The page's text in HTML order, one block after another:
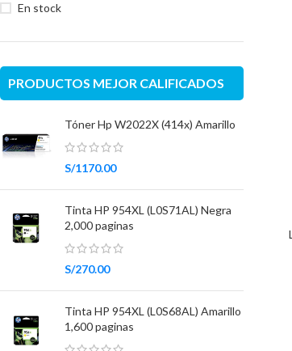
En stock
PRODUCTOS MEJOR CALIFICADOS
Tóner Hp W2022X (414x) Amarillo
S/1170.00
Tinta HP 954XL (L0S71AL) Negra
2,000 paginas
S/270.00
Tinta HP 954XL (L0S68AL) Amarillo
1,600 paginas